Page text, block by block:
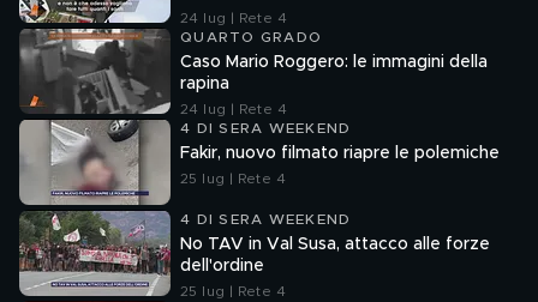
24 lug | Rete 4
QUARTO GRADO
Caso Mario Roggero: le immagini della
rapina
24 lug | Rete 4
4 DI SERA WEEKEND
Fakir, nuovo filmato riapre le polemiche
25 lug | Rete 4
4 DI SERA WEEKEND
No TAV in Val Susa, attacco alle forze
dell'ordine
25 lug | Rete 4